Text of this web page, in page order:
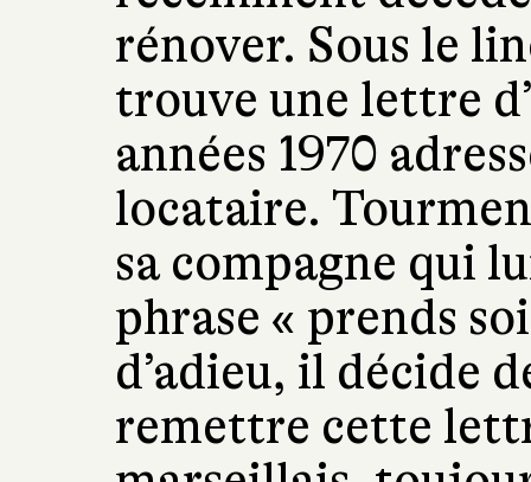
rénover. Sous le
trouve une lettre
années 1970
locataire.
sa compagne qui
phrase « prends
d’adieu, il décide
remettre cette